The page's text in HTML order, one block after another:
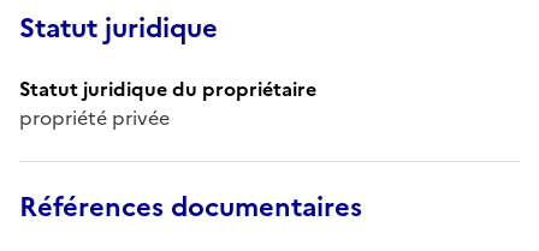
Statut juridique
Statut juridique du propriétaire
propriété privée
Références documentaires